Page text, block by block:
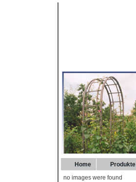
Home Produkte
no images were found